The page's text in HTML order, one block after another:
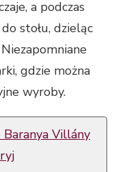
a podczas
stołu, dzieląc
gdzie można
wyroby.
Villány